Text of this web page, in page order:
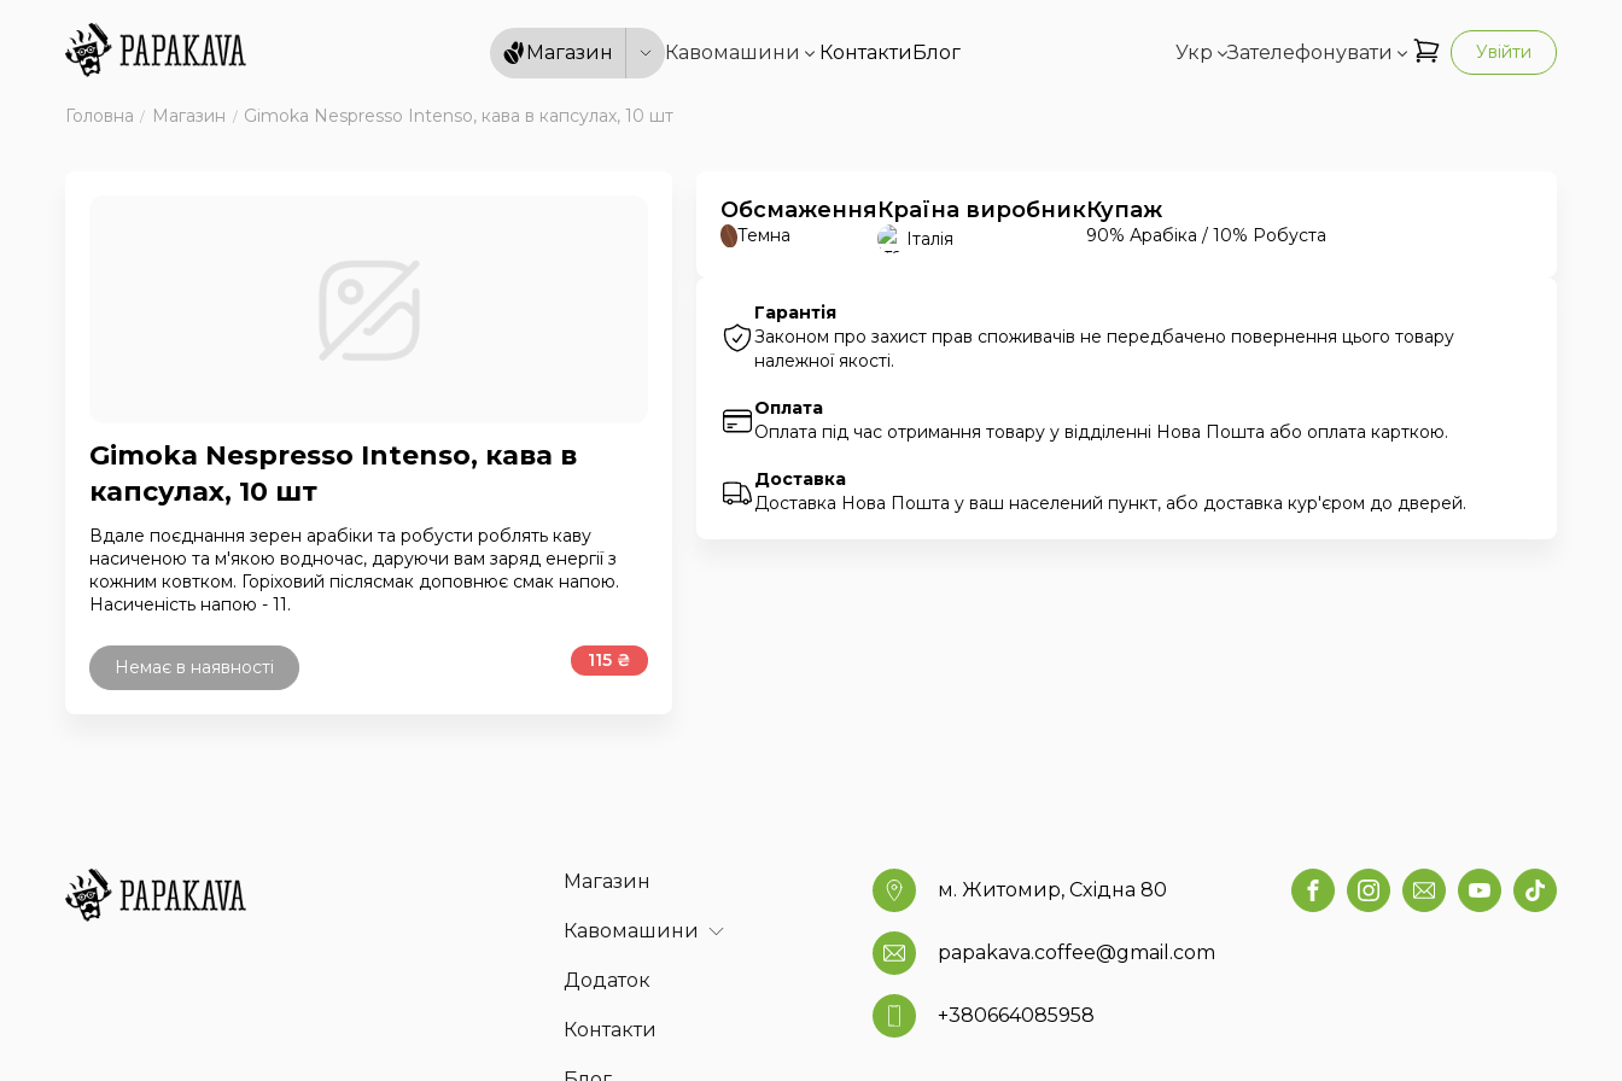
Магазин Кавомашини КонтактиБлог Укр Зателефонувати Увійти
Головна Магазин Gimoka Nespresso Intenso, кава в капсулах, 10 шт
Gimoka Nespresso Intenso, кава в
капсулах, 10 шт
Вдале поєднання зерен арабіки та робусти роблять каву
насиченою та м'якою водночас, даруючи вам заряд енергії з
кожним ковтком. Горіховий післясмак доповнює смак напою.
Насиченість напою - 11.
Немає в наявності 115 ₴
Обсмаження
Темна
Країна виробник
Італія
Купаж
90% Арабіка / 10% Робуста
Гарантія
Законом про захист прав споживачів не передбачено повернення цього товару
належної якості.
Оплата
Оплата під час отримання товару у відділенні Нова Пошта або оплата карткою.
Доставка
Доставка Нова Пошта у ваш населений пункт, або доставка кур'єром до дверей.
Магазин
Кавомашини
Додаток
Контакти
м. Житомир, Східна 80
papakava.coffee@gmail.com
+380664085958